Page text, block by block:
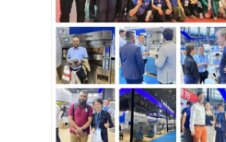
commerciële bakkerijoven
convectieoven
Combinatieoven
pizzaoven